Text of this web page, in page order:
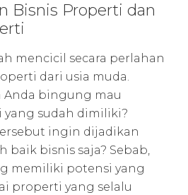
Bisnis Properti dan
mencicil secara perlahan
dari usia muda.
Anda bingung mau
sudah dimiliki?
ingin dijadikan
baik bisnis saja? Sebab,
memiliki potensi yang
properti yang selalu